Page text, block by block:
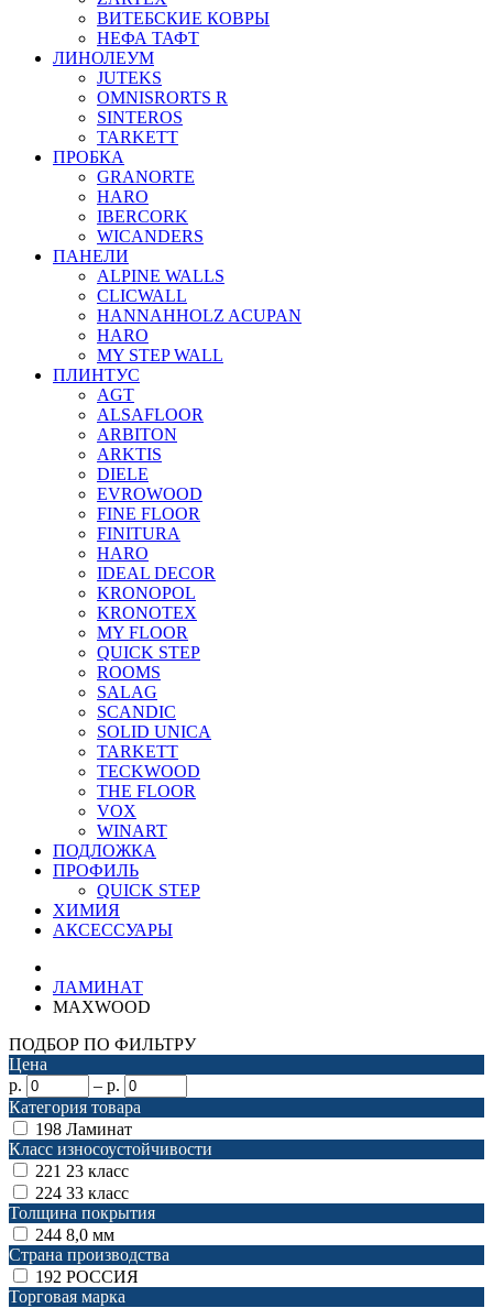
ВИТЕБСКИЕ КОВРЫ
НЕФА ТАФТ
ЛИНОЛЕУМ
JUTEKS
OMNISRORTS R
SINTEROS
TARKETT
ПРОБКА
GRANORTE
HARO
IBERCORK
WICANDERS
ПАНЕЛИ
ALPINE WALLS
CLICWALL
HANNAHHOLZ ACUPAN
HARO
MY STEP WALL
ПЛИНТУС
AGT
ALSAFLOOR
ARBITON
ARKTIS
DIELE
EVROWOOD
FINE FLOOR
FINITURA
HARO
IDEAL DECOR
KRONOPOL
KRONOTEX
MY FLOOR
QUICK STEP
ROOMS
SALAG
SCANDIC
SOLID UNICA
TARKETT
TECKWOOD
THE FLOOR
VOX
WINART
ПОДЛОЖКА
ПРОФИЛЬ
QUICK STEP
ХИМИЯ
АКСЕССУАРЫ
ЛАМИНАТ
MAXWOOD
ПОДБОР ПО ФИЛЬТРУ
Цена
р.
– р.
Категория товара
198 Ламинат
Класс износоустойчивости
221 23 класс
224 33 класс
Толщина покрытия
244 8,0 мм
Страна производства
192 РОССИЯ
Торговая марка